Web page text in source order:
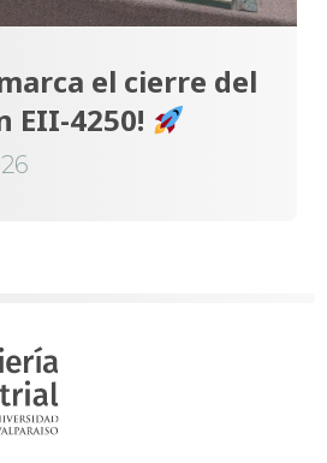
el cierre del
EII-4250!